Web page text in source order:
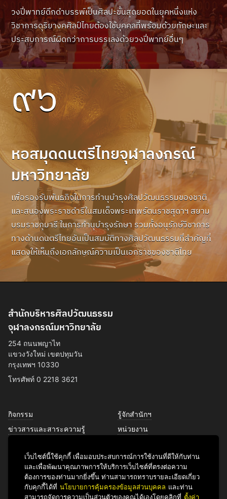
วงปี่พาทย์ดึกดำบรรพ์เป็นศิลปะขั้นสุดยอดในยุคหนึ่งแห่ง
วิชาการดุริยางคศิลป์ไทยต้องใช้บุคคลที่พร้อมด้วยทักษะและ
ประสบการณ์ผิดกว่าการบรรเลงด้วยวงปี่พาทย์อื่นๆ
หอสมุดดนตรีไทยจุฬาลงกรณ์
มหาวิทยาลัย
เพื่อรองรับพันธกิจในการทำนุบำรุงศิลปวัฒนธรรมของชาติ
และสนองพระราชดำริในสมเด็จพระเทพรัตนราชสุดาฯ สยาม
บรมราชกุมารี ในการทำนุบำรุงรักษา รวมทั้งอนุรักษ์วิชาการ
ทางด้านดนตรีไทยอันเป็นสมบัติทางศิลปวัฒนธรรมที่สำคัญที่
แสดงให้เห็นถึงเอกลักษณ์ความเป็นเอกราชของชาติไทย
๙๖
สำนักบริหารศิลปวัฒนธรรม
จุฬาลงกรณ์มหาวิทยาลัย
254 ถนนพญาไท
แขวงวังใหม่ เขตปทุมวัน
กรุงเทพฯ 10330
โทรศัพท์ 0 2218 3621
กิจกรรม
ข่าวสารและสาระความรู้
ศิลปวัฒนธรรม
รู้จักสำนักฯ
หน่วยงาน
บริการของเรา
ติดต่อเรา
เว็บไซต์นี้ใช้คุกกี้ เพื่อมอบประสบการณ์การใช้งานที่ดีให้กับท่าน
และเพื่อพัฒนาคุณภาพการให้บริการเว็บไซต์ที่ตรงต่อความ
ต้องการของท่านมากยิ่งขึ้น ท่านสามารถทราบรายละเอียดเกี่ยว
กับคุกกี้ได้ที่ นโยบายการคุ้มครองข้อมูลส่วนบุคคล และท่าน
สามารถจัดการความเป็นส่วนตัวของคุณได้เองโดยคลิกที่ ตั้งค่า